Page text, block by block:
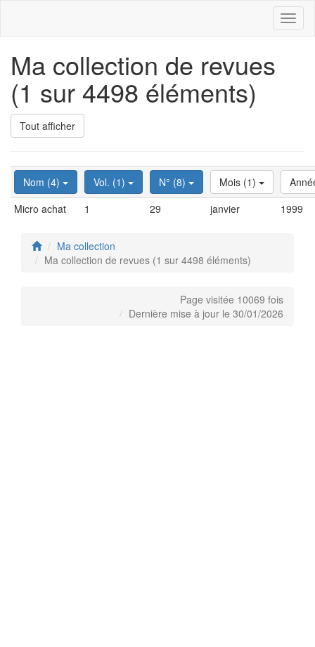
Ma collection de revues
(1 sur 4498 éléments)
Tout afficher
Nom (4) Vol. (1) N° (8) Mois (1)
Micro achat
1 29 janvier 1999
Ma collection
Ma collection de revues (1 sur 4498 éléments)
Page visitée 10069 fois
Dernière mise à jour le 30/01/2026